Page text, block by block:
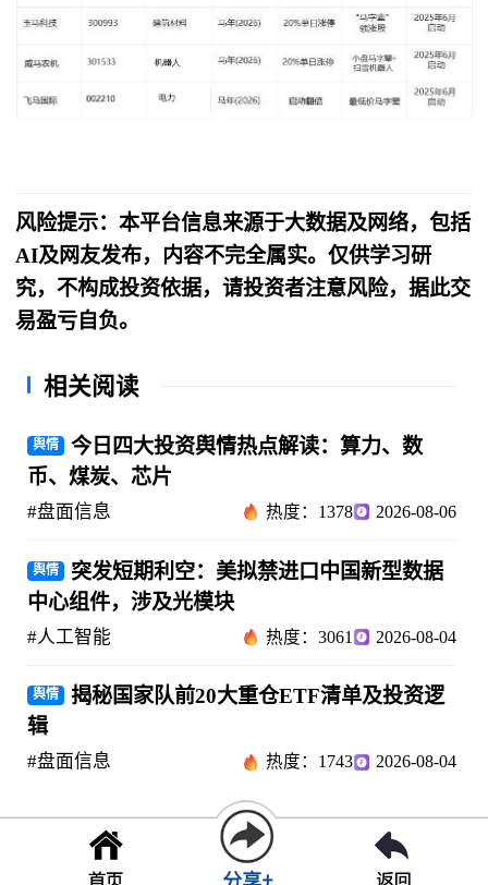
风险提示：本平台信息来源于大数据及网络，包括
AI及网友发布，内容不完全属实。仅供学习研
究，不构成投资依据，请投资者注意风险，据此交
易盈亏自负。
相关阅读
舆情
今日四大投资舆情热点解读：算力、数
币、煤炭、芯片
#盘面信息 热度：1378 2026-08-06
舆情
突发短期利空：美拟禁进口中国新型数据
中心组件，涉及光模块
#人工智能 热度：3061 2026-08-04
舆情
揭秘国家队前20大重仓ETF清单及投资逻
辑
#盘面信息 热度：1743 2026-08-04